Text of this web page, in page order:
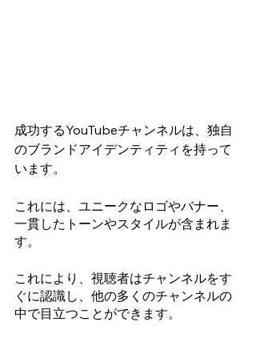
成功するYouTubeチャンネルは、独自
のブランドアイデンティティを持って
います。
これには、ユニークなロゴやバナー、
一貫したトーンやスタイルが含まれま
す。
これにより、視聴者はチャンネルをす
ぐに認識し、他の多くのチャンネルの
中で目立つことができます。